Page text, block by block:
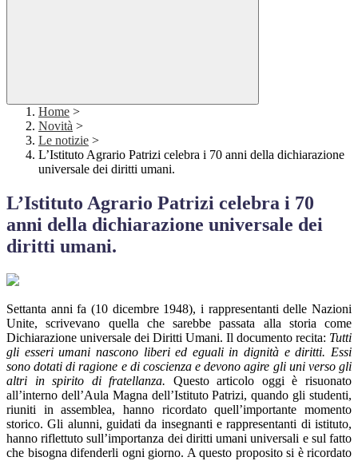
Home >
Novità >
Le notizie >
L’Istituto Agrario Patrizi celebra i 70 anni della dichiarazione
universale dei diritti umani.
L’Istituto Agrario Patrizi celebra i 70
anni della dichiarazione universale dei
diritti umani.
Settanta anni fa (10 dicembre 1948), i rappresentanti delle Nazioni
Unite, scrivevano quella che sarebbe passata alla storia come
Dichiarazione universale dei Diritti Umani. Il documento recita: Tutti
gli esseri umani nascono liberi ed eguali in dignità e diritti. Essi
sono dotati di ragione e di coscienza e devono agire gli uni verso gli
altri in spirito di fratellanza. Questo articolo oggi è risuonato
all’interno dell’Aula Magna dell’Istituto Patrizi, quando gli studenti,
riuniti in assemblea, hanno ricordato quell’importante momento
storico. Gli alunni, guidati da insegnanti e rappresentanti di istituto,
hanno riflettuto sull’importanza dei diritti umani universali e sul fatto
che bisogna difenderli ogni giorno. A questo proposito si è ricordato